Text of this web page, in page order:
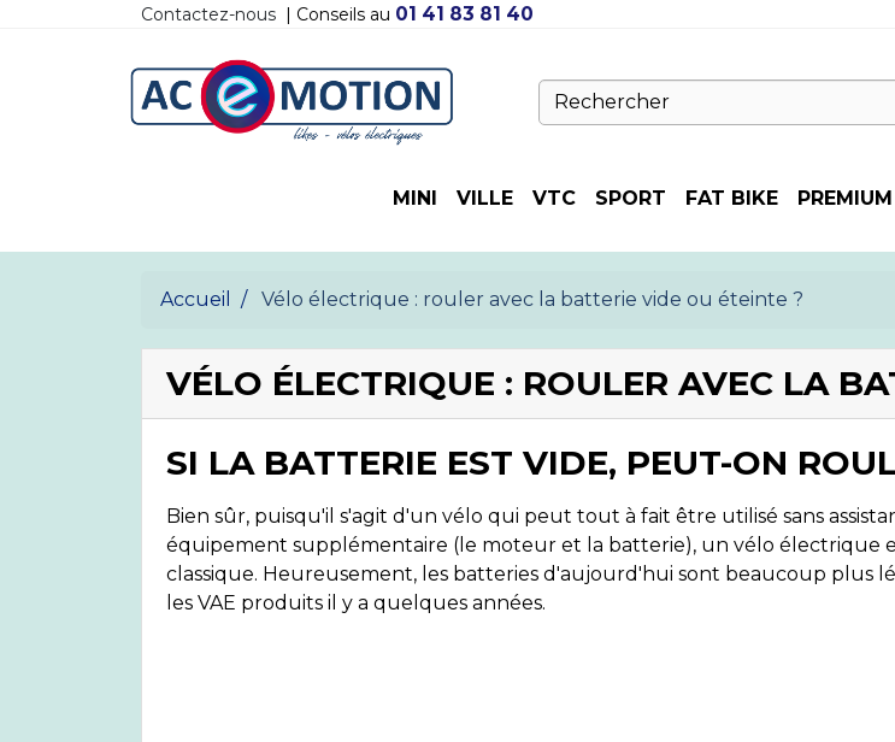
Contactez-nous | Conseils au 01 41 83 81 40
MINI VILLE VTC SPORT FAT BIKE PREMIUM
Accueil Vélo électrique : rouler avec la batterie vide ou éteinte ?
VÉLO ÉLECTRIQUE : ROULER AVEC LA
SI LA BATTERIE EST VIDE, PEUT-ON
Bien sûr, puisqu'il s'agit d'un vélo qui peut tout à fait être utilisé sans
équipement supplémentaire (le moteur et la batterie), un vélo électrique
classique. Heureusement, les batteries d'aujourd'hui sont beaucoup plus
les VAE produits il y a quelques années.